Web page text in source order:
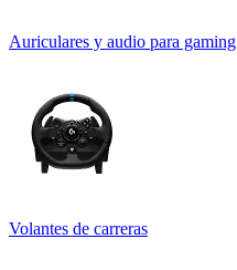
Auriculares y audio para gaming
Volantes de carreras